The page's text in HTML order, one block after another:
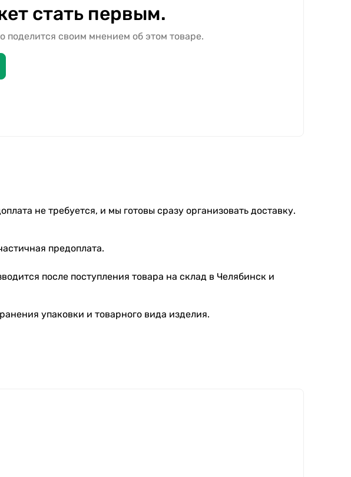
стать первым.
поделится своим мнением об этом товаре.
не требуется, и мы готовы сразу организовать доставку.
предоплата.
после поступления товара на склад в Челябинск и
упаковки и товарного вида изделия.